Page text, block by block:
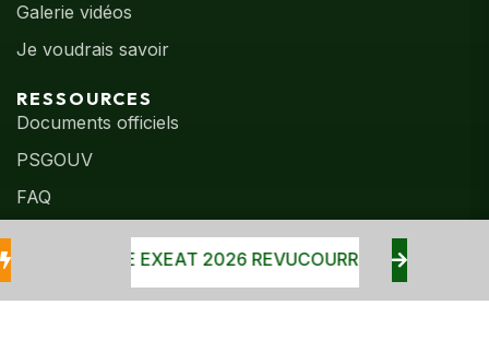
EXEAT 2026 REVUCOURRIER
Galerie vidéos
Je voudrais savoir
RESSOURCES
Documents officiels
PSGOUV
FAQ
©2026DRH – Ministère de l’Éducation Nationale et de